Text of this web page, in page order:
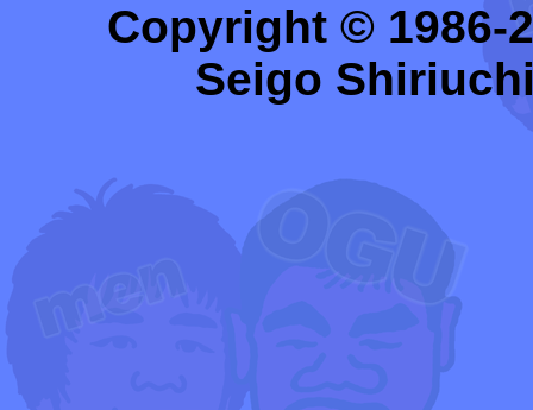
Copyright © 1986-
Seigo